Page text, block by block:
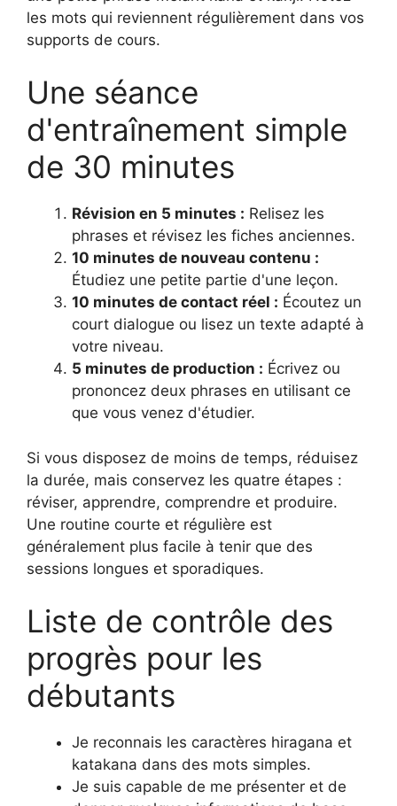
les mots qui reviennent régulièrement dans vos
supports de cours.
Une séance
d'entraînement simple
de 30 minutes
Révision en 5 minutes : Relisez les
phrases et révisez les fiches anciennes.
10 minutes de nouveau contenu :
Étudiez une petite partie d'une leçon.
10 minutes de contact réel : Écoutez un
court dialogue ou lisez un texte adapté à
votre niveau.
5 minutes de production : Écrivez ou
prononcez deux phrases en utilisant ce
que vous venez d'étudier.
Si vous disposez de moins de temps, réduisez
la durée, mais conservez les quatre étapes :
réviser, apprendre, comprendre et produire.
Une routine courte et régulière est
généralement plus facile à tenir que des
sessions longues et sporadiques.
Liste de contrôle des
progrès pour les
débutants
Je reconnais les caractères hiragana et
katakana dans des mots simples.
Je suis capable de me présenter et de